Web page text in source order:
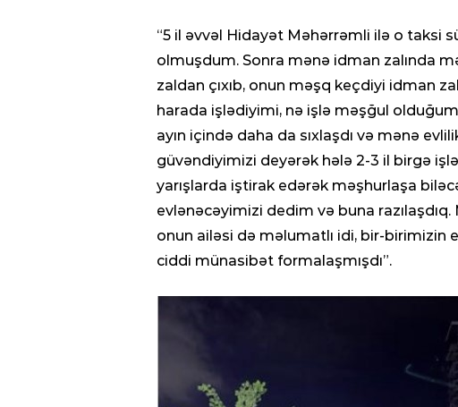
“5 il əvvəl Hidayət Məhərrəmli ilə o taksi
olmuşdum. Sonra mənə idman zalında
zaldan çıxıb, onun məşq keçdiyi idman
harada işlədiyimi, nə işlə məşğul
ayın içində daha da sıxlaşdı və mənə
güvəndiyimizi deyərək hələ 2-3 il birgə
yarışlarda iştirak edərək məşhurlaşa
evlənəcəyimizi dedim və buna
onun ailəsi də məlumatlı idi, bir-birimizin
ciddi münasibət formalaşmışdı”.
Paşinyan: “Bayden